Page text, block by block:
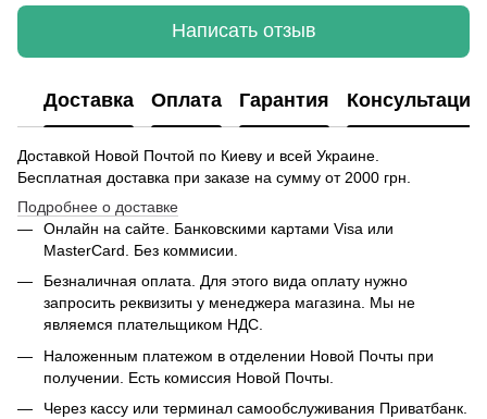
Написать отзыв
Доставка Оплата Гарантия Консультация
Доставкой Новой Почтой по Киеву и всей Украине.
Бесплатная доставка при заказе на сумму от 2000 грн.
Подробнее о доставке
Онлайн на сайте. Банковскими картами Visa или
MasterCard. Без коммисии.
Безналичная оплата. Для этого вида оплату нужно
запросить реквизиты у менеджера магазина. Мы не
являемся плательщиком НДС.
Наложенным платежом в отделении Новой Почты при
получении. Есть комиссия Новой Почты.
Через кассу или терминал самообслуживания Приватбанк.